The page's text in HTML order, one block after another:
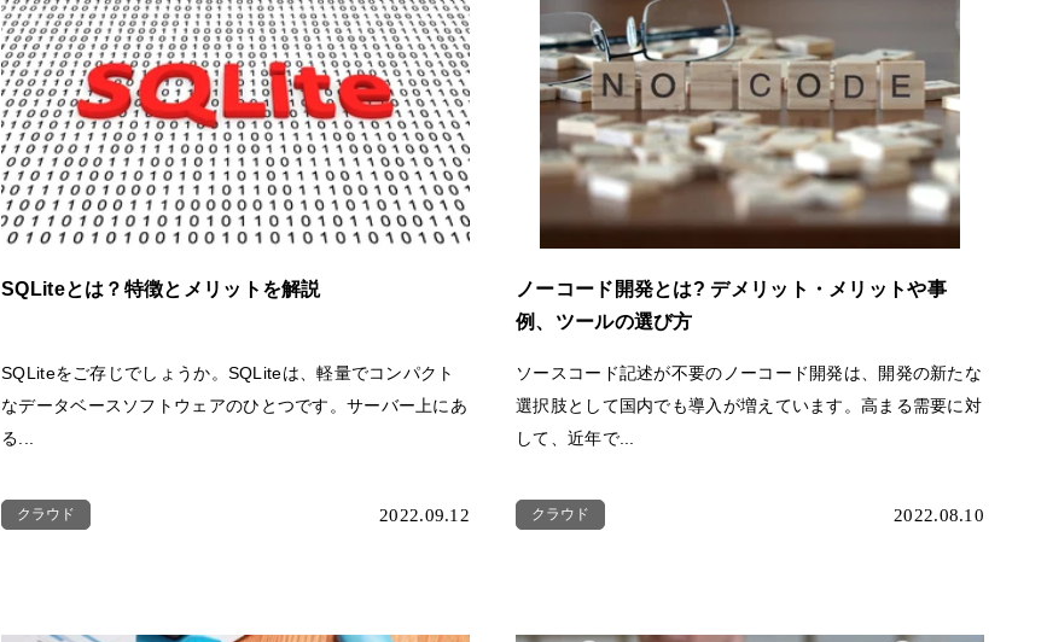
SQLiteとは？特徴とメリットを解説
SQLiteをご存じでしょうか。SQLiteは、軽量でコンパクト
なデータベースソフトウェアのひとつです。サーバー上にあ
る...
クラウド 2022.09.12
ノーコード開発とは? デメリット・メリットや事
例、ツールの選び方
ソースコード記述が不要のノーコード開発は、開発の新たな
選択肢として国内でも導入が増えています。高まる需要に対
して、近年で...
クラウド 2022.08.10